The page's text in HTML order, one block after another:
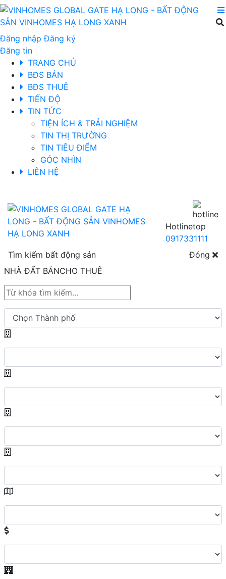
Đăng nhập Đăng ký
Đăng tin
TRANG CHỦ
BĐS BÁN
BĐS THUÊ
TIẾN ĐỘ
TIN TỨC
TIỆN ÍCH & TRẢI NGHIỆM
TIN THỊ TRƯỜNG
TIN TIÊU ĐIỂM
GÓC NHÌN
LIÊN HỆ
Hotline
0917331111
Tìm kiếm bất động sản
Đóng
NHÀ ĐẤT BÁNCHO THUÊ